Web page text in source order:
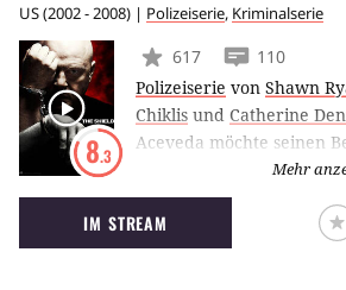
US(2002 - 2008) | Polizeiserie, Kriminalserie
8.3
617
110
Polizeiserie von Shawn
Chiklis und Catherine
Aceveda möchte seinen
sicherer machen. Dabei
auch politische
Team ein Dorn im Auge.
von Detective Vic Mackey
Mehr
IM STREAM